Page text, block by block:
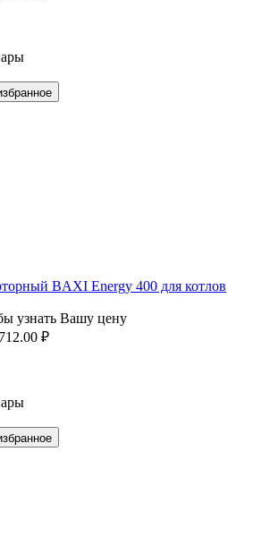
BAXI Energy 400 для котлов
узнать Вашу цену
₽